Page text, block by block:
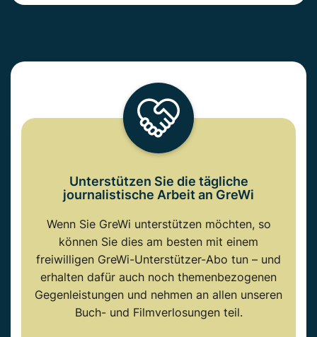
Unterstützen Sie die tägliche
journalistische Arbeit an GreWi
Wenn Sie GreWi unterstützen möchten, so
können Sie dies am besten mit einem
freiwilligen GreWi-Unterstützer-Abo tun – und
erhalten dafür auch noch themenbezogenen
Gegenleistungen und nehmen an allen unseren
Buch- und Filmverlosungen teil.